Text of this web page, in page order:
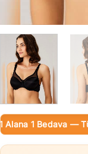
1 Bedava — Tüm